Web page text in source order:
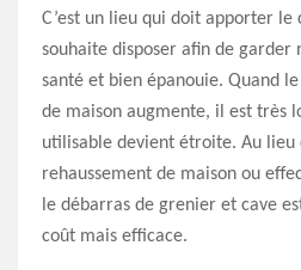
C’est un lieu qui doit apporter
souhaite disposer afin de garder
santé et bien épanouie. Quand
de maison augmente, il est très
utilisable devient étroite. Au
rehaussement de maison ou
le débarras de grenier et cave
coût mais efficace.